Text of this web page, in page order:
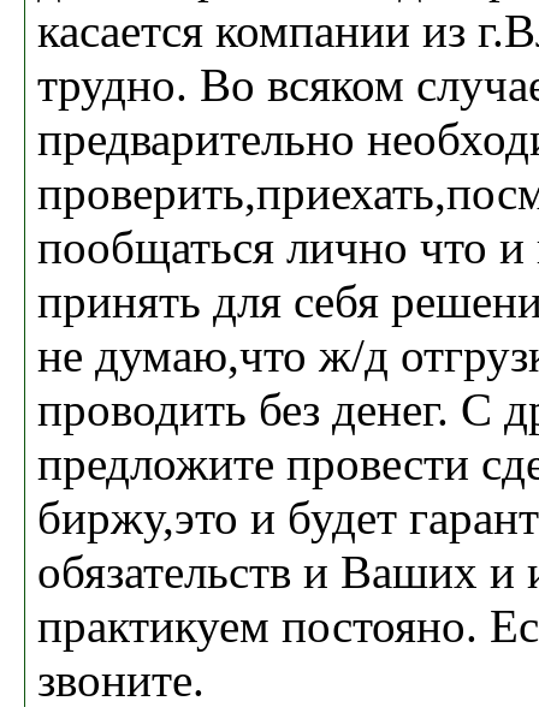
касается компании из
трудно. Во всяком
предварительно
пообщаться лично что и
принять для себя
не думаю,что ж/д
проводить без денег. С
предложите провести
биржу,это и будет
обязательств и Ваших
практикуем постояно.
звоните.